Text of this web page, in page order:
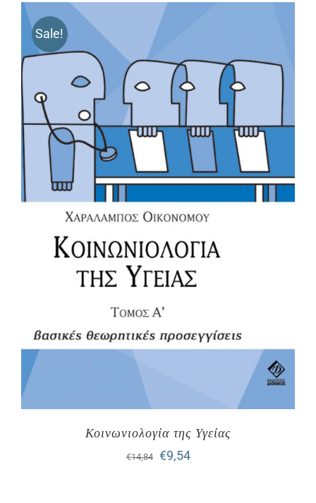
was:
€14,84.
€10,60.
Sale!
Κοινωνιολογία της Υγείας
€14,84
Original
€9,54Η